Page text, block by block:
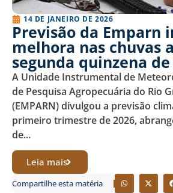
14 DE JANEIRO DE 2026
Previsão da Emparn
melhora nas chuvas
segunda quinzena
A Unidade Instrumental de
de Pesquisa Agropecuária do Rio
(EMPARN) divulgou a previsão
primeiro trimestre de 2026,
de...
Leia mais
Compartilhe esta matéria